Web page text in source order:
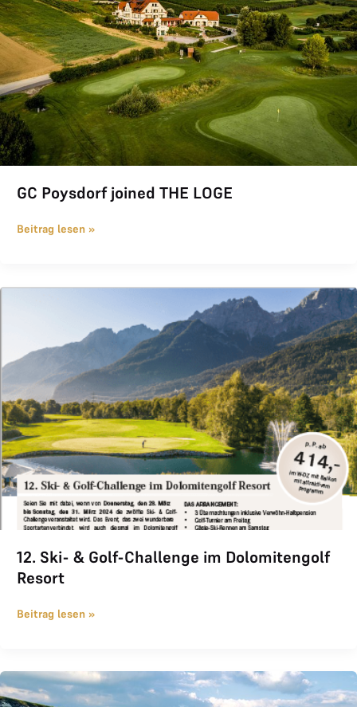
GC Poysdorf joined THE LOGE
Beitrag lesen »
12. Ski- & Golf-Challenge im Dolomitengolf
Resort
12. Ski- & Golf-Challenge im Dolomitengolf Resort
Beitrag lesen »
THE LOGE Golfreise Thracian Cliffs Mi.29.05.-So.02.06.2024